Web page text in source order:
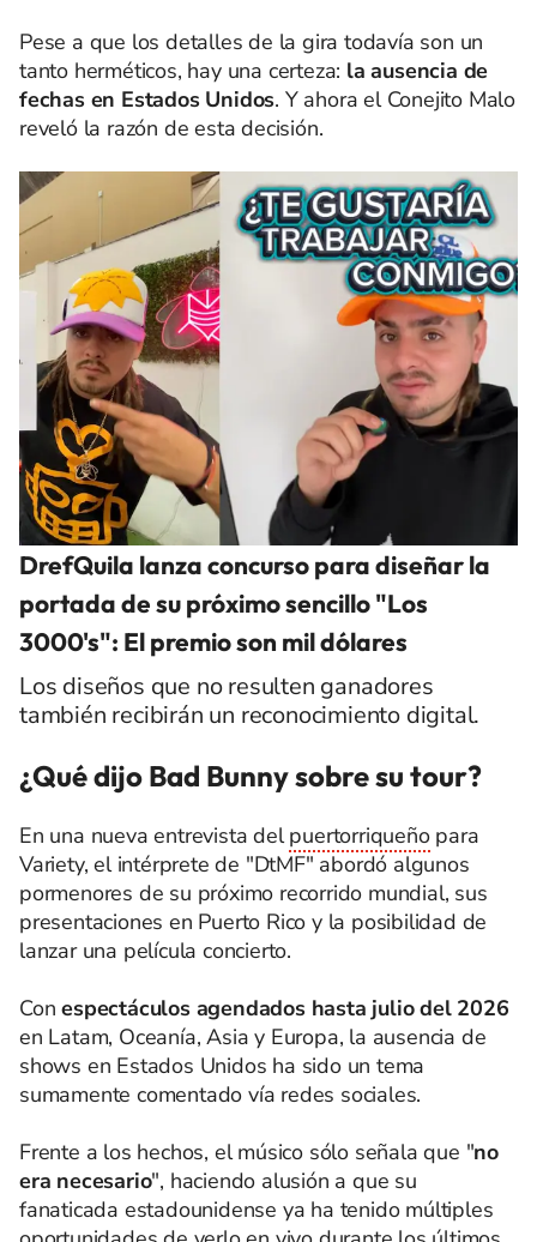
Pese a que los detalles de la gira todavía son un
tanto herméticos, hay una certeza: la ausencia de
fechas en Estados Unidos. Y ahora el Conejito Malo
reveló la razón de esta decisión.
DrefQuila lanza concurso para diseñar la
portada de su próximo sencillo "Los
3000's": El premio son mil dólares
Los diseños que no resulten ganadores
también recibirán un reconocimiento digital.
¿Qué dijo Bad Bunny sobre su tour?
En una nueva entrevista delpuertorriqueñopara
Variety, el intérprete de "DtMF" abordó algunos
pormenores de su próximo recorrido mundial, sus
presentaciones en Puerto Rico y la posibilidad de
lanzar una película concierto.
Conespectáculos agendados hasta julio del 2026
en Latam, Oceanía, Asia y Europa, la ausencia de
shows en Estados Unidos ha sido un tema
sumamente comentado vía redes sociales.
Frente a los hechos, el músico sólo señala que "no
era necesario", haciendo alusión a que su
fanaticada estadounidense ya ha tenido múltiples